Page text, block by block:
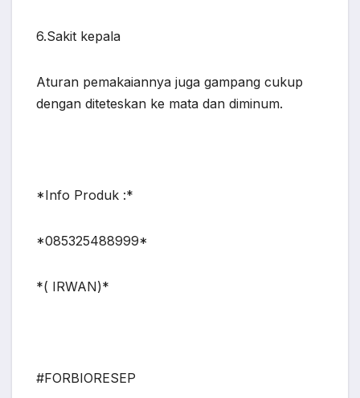
6.Sakit kepala
Aturan pemakaiannya juga gampang cukup
dengan diteteskan ke mata dan diminum.
*Info Produk :*
*085325488999*
*( IRWAN)*
#FORBIORESEP